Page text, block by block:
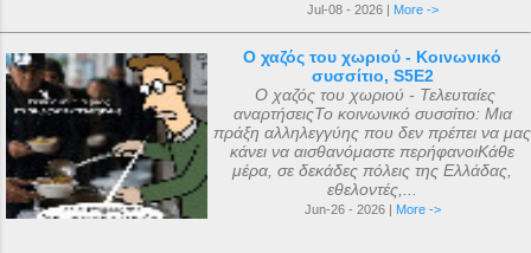
Jul-08 - 2026 | More ->
Ο χαζός του χωριού - Κοινωνικό
συσσίτιο, S5E2
Ο χαζός του χωριού - Τελευταίες
αναρτήσειςΤο κοινωνικό συσσίτιο: Μια
πράξη αλληλεγγύης που δεν πρέπει να μας
κάνει να αισθανόμαστε περήφανοιΚάθε
μέρα, σε δεκάδες πόλεις της Ελλάδας,
εθελοντές,...
Jun-26 - 2026 | More ->